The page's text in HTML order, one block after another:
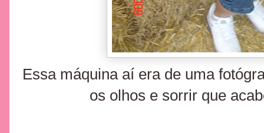
Essa máquina aí era de uma
os olhos e sorrir que